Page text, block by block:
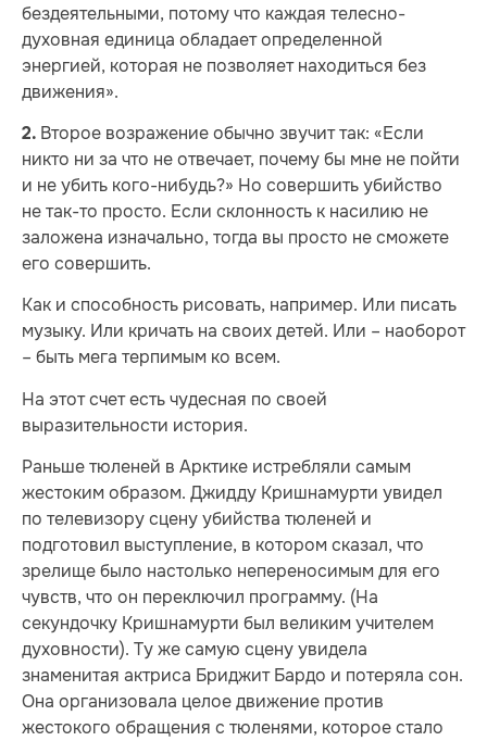
бездеятельными, потому что каждая телесно-
духовная единица обладает определенной
энергией, которая не позволяет находиться без
движения».
2. Второе возражение обычно звучит так: «Если
никто ни за что не отвечает, почему бы мне не пойти
и не убить кого-нибудь?» Но совершить убийство
не так-то просто. Если склонность к насилию не
заложена изначально, тогда вы просто не сможете
его совершить.
Как и способность рисовать, например. Или писать
музыку. Или кричать на своих детей. Или – наоборот
– быть мега терпимым ко всем.
На этот счет есть чудесная по своей
выразительности история.
Раньше тюленей в Арктике истребляли самым
жестоким образом. Джидду Кришнамурти увидел
по телевизору сцену убийства тюленей и
подготовил выступление, в котором сказал, что
зрелище было настолько непереносимым для его
чувств, что он переключил программу. (На
секундочку Кришнамурти был великим учителем
духовности). Ту же самую сцену увидела
знаменитая актриса Бриджит Бардо и потеряла сон.
Она организовала целое движение против
жестокого обращения с тюленями, которое стало